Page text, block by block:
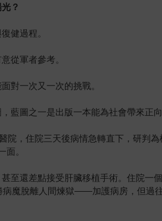
？
健過程。
從軍者參考。
對一次又一次的挑戰。
藍圖之一是出版一本能為社會帶來正
院，住院三天後病情急轉直下，研判
。
至還差點接受肝臟移植手術。住院一
魔脫離人間煉獄――加護病房，但過